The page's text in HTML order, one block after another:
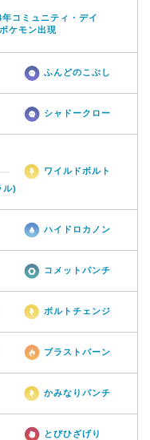
コミュニティ・デイ
ケモン出現
ふんどのこぶし
シャドークロー
ル)
ワイルドボルト
ハイドロカノン
コメットパンチ
ボルトチェンジ
ブラストバーン
かみなりパンチ
とびひざげり